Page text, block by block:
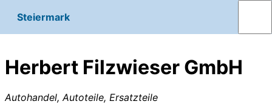
Steiermark
Herbert Filzwieser GmbH
Autohandel, Autoteile, Ersatzteile